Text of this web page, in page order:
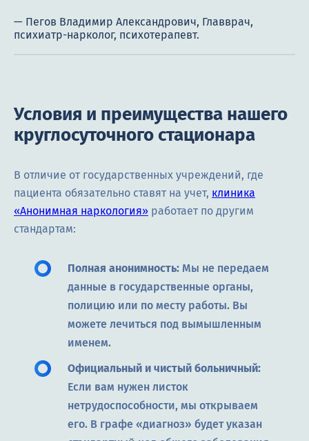
Условия и преимущества нашего
круглосуточного стационара
В отличие от государственных учреждений, где
пациента обязательно ставят на учет, клиника
«Анонимная наркология» работает по другим
стандартам:
Полная анонимность: Мы не передаем
данные в государственные органы,
полицию или по месту работы. Вы
можете лечиться под вымышленным
именем.
Официальный и чистый больничный:
Если вам нужен листок
нетрудоспособности, мы открываем
его. В графе «диагноз» будет указан